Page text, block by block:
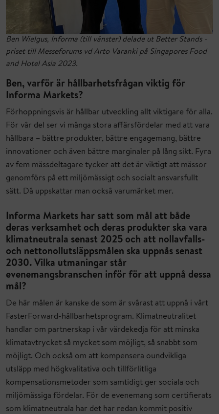
Ben Wielgus, Informa (till vänster) delade ut Better Stands -
priset till Messeforums vd Arto Varanki på Singapores Food
and Hotel Asia 2023.
Ben, varför är hållbarhetsfrågan viktig för
Informa Markets?
Förhoppningsvis är hållbar utveckling allt viktigare för alla.
För vår del ser vi många stora affärsfördelar med att vara
hållbara – bättre produkter, bättre engagemang, bättre
innovationer och även bättre marginaler på lång sikt. Fyra
av fem mässdeltagare tycker att det är viktigt att mässor
genomförs på ett miljömässigt och socialt ansvarsfullt
sätt. Då uppskattar man också varumärket mer.
Informa Markets har satt som mål att både
deras verksamhet och deras produkter ska vara
klimatneutrala senast 2025 och att nollavfalls-
och nettonollutsläppsmålen ska uppnås senast
2030. Vilka utmaningar står
evenemangsbranschen inför för att uppnå dessa
mål?
De här målen är kanske de som är svårast att uppnå i vårt
FasterForward-hållbarhetsprogram. Klimatneutralitet
handlar om partnerskap i vår värdekedja för att minska
klimatavtrycket så mycket som möjligt, så snabbt som
möjligt. Och också om att kompensera oundvikliga
utsläpp med högkvalitativa och tillförlitliga
kompensationsmetoder som samtidigt ger sociala och
miljömässiga fördelar. För de evenemang som certifierats
som klimatneutrala har det har redan kommit positiv